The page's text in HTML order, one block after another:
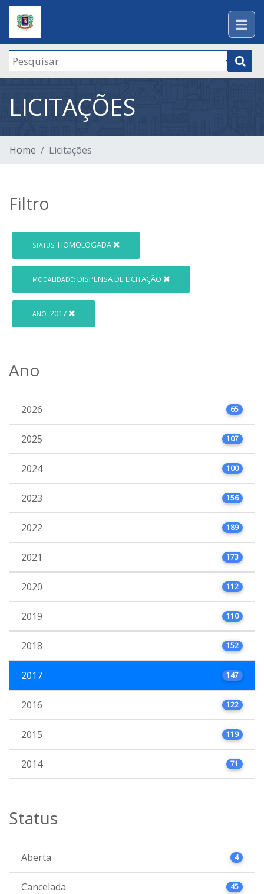
LICITAÇÕES
Home Licitações
Filtro
STATUS: HOMOLOGADA
MODALIDADE: DISPENSA DE LICITAÇÃO
ANO: 2017
Ano
2026 65
2025 107
2024 100
2023 156
2022 189
2021 173
2020 112
2019 110
2018 152
2017 147
2016 122
2015 119
2014 71
Status
Aberta 4
Cancelada 45